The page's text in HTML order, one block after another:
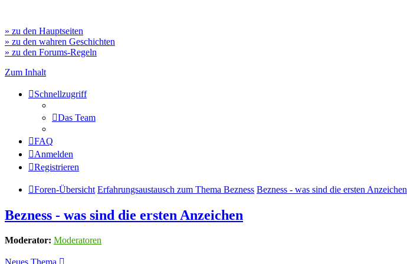
» zu den Hauptseiten
» zu den wahren Geschichten
» zu den Forums-Regeln
Zum Inhalt
Schnellzugriff
Das Team
FAQ
Anmelden
Registrieren
Foren-Übersicht Erfahrungsaustausch zum Thema Bezness Bezness - was sind die ersten Anzeichen
Bezness - was sind die ersten Anzeichen
Moderator: Moderatoren
Neues Thema